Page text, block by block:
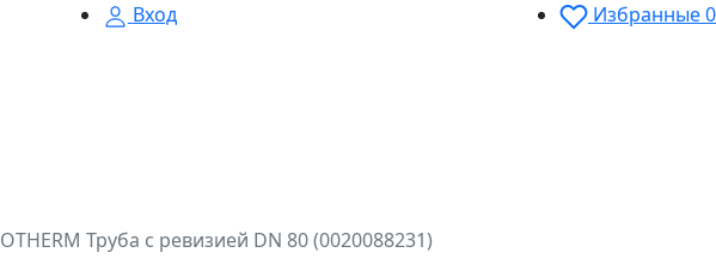
Вход Избранные0
Труба с ревизией DN 80 (0020088231)